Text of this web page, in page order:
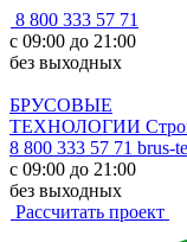
8 800 333 57 71
с 09:00 до 21:00
без выходных
БРУСОВЫЕ
ТЕХНОЛОГИИ
8 800 333 57 71 brus-
с 09:00 до 21:00
без выходных
Рассчитать проект